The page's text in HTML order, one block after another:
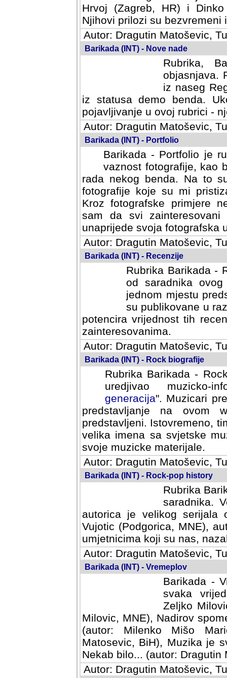
Hrvoj (Zagreb, HR) i
Njihovi prilozi su bezvremeni
Autor: Dragutin Matoševic,
Barikada (INT) - Nove nade
Rubrika,
objasnjava.
iz naseg
iz statusa demo benda.
pojavljivanje u ovoj rubrici -
Autor: Dragutin Matoševic,
Barikada (INT) - Portfolio
Barikada - Portfolio je
vaznost fotografije, kao
rada nekog benda. Na to
fotografije koje su mi
fotografske primjere
svi zainteresovani
svoja fotografska umijeca.
Autor: Dragutin Matoševic,
Barikada (INT) - Recenzije
Rubrika Barikada -
od saradnika
jednom mjestu
su publikovane u
potencira vrijednost tih
zainteresovanima.
Autor: Dragutin Matoševic,
Barikada (INT) - Rock biografije
Rubrika Barikada -
uredjivao muzicko-
Muzicari predstavljeni u
na ovom web portalu
Istovremeno, tim nacinom
sa svjetske muzicke scene
materijale.
Autor: Dragutin Matoševic,
Barikada (INT) - Rock-pop history
Rubrika
saradnika.
autorica je velikog serijala
Vujotic (Podgorica, MNE),
umjetnicima koji su nas,
Autor: Dragutin Matoševic,
Barikada (INT) - Vremeplov
Barikada -
svaka
Milovic,
MNE), Nadirov spomenar
Milenko Mišo Maric, UK),
Muzika je svirala (autor:
(autor: Dragutin Matosevic,
Autor: Dragutin Matoševic,